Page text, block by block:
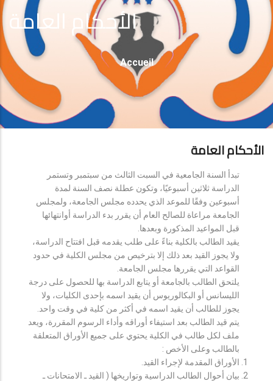
الأحكام العامة
Fil
D'Ariane
Accueil
الأحكام العامة
تبدأ السنة الجامعية في السبت الثالث من سبتمبر وتستمر
الدراسة ثلاثين أسبوعيًا، وتكون عطلة نصف السنة لمدة
أسبوعين وفقًا للموعد الذي يحدده مجلس الجامعة، ولمجلس
الجامعة مراعاة للصالح العام أن يقرر بدء الدراسة أوانتهائها
قبل المواعيد المذكورة وبعدها.
يقيد الطالب بالكلية بناءً على طلب يقدمه قبل افتتاح الدراسة،
ولا يجوز القيد بعد ذلك إلا بترخيص من مجلس الكلية في حدود
القواعد التي يقررها مجلس الجامعة.
يلتحق الطالب بالجامعة أو يتابع الدراسة بها للحصول على درجة
الليسانس أو البكالوريوس أن يقيد اسمه بإحدى الكليات، ولا
يجوز للطالب أن يقيد اسمه في أكثر من كلية في وقت واحد.
يتم قيد الطالب بعد استيفاء أوراقه وأداء الرسوم المقررة، ويعد
ملف لكل طالب في الكلية يحتوي على جميع الأوراق المتعلقة
بالطالب وعلى الأخص :
الأوراق المقدمة لإجراء القيد.
بيان أحوال الطالب الدراسية وتواريخها ( القيد ـ الامتحانات ـ